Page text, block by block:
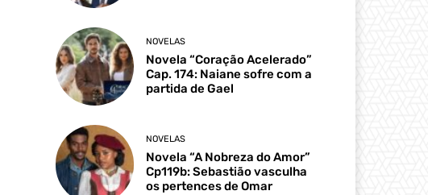
NOVELAS
Novela “Coração Acelerado”
Cap. 174: Naiane sofre com a
partida de Gael
NOVELAS
Novela “A Nobreza do Amor”
Cp119b: Sebastião vasculha
os pertences de Omar